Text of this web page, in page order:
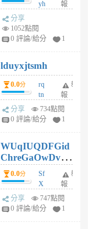
月
yh
jl
月
前
報
分享
1052點閱
0 評論/給分
1
lduyxjtsmh
0.0分
rq
tn
jt
gl
個
月
前
舉
報
分享
734點閱
0 評論/給分
1
WUqIUQDFGid
ChreGaOwDv
dY0.0分
Sf
X
Pe
Jc
舉
報
分享
747點閱
0 評論/給分
1